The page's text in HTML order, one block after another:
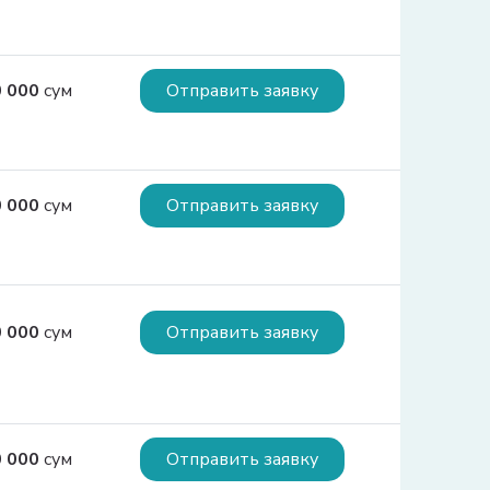
000 сум Отправить заявку
000 сум Отправить заявку
000 сум Отправить заявку
000 сум Отправить заявку